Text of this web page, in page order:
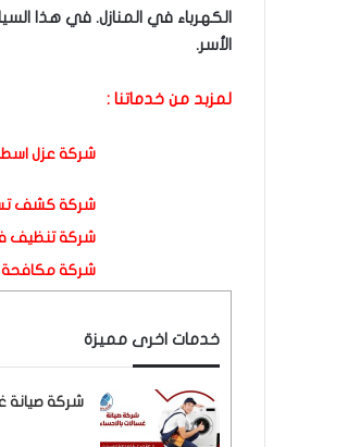
الكهرباء في المنازل. في هذا
الأسر.
لمزبد من خدماتنا :
شركة عزل
شركة كشف
شركة تنظيف
شركة
خدمات اخرى مميزة
شركة صيانة